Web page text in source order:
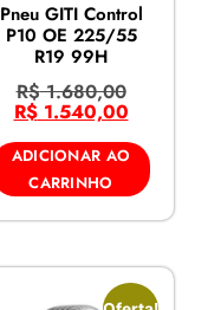
Pneu GITI Control
P10 OE 225/55
R19 99H
R$1.680,00
R$1.540,00
ADICIONAR AO
CARRINHO